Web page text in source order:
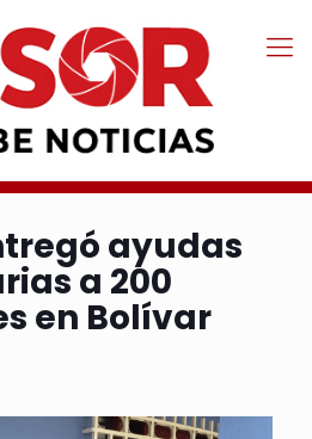
ayudas
a 200
en Bolívar